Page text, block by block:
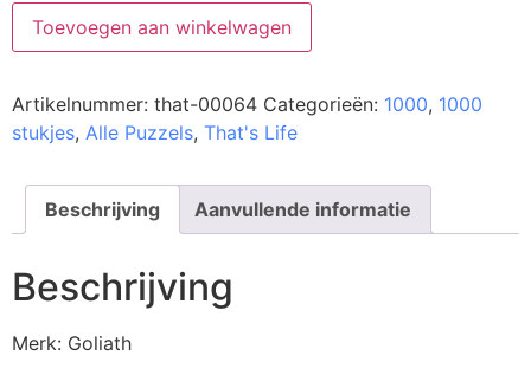
Toevoegen aan winkelwagen
Artikelnummer: that-00064 Categorieën: 1000, 1000
stukjes, Alle Puzzels, That's Life
Beschrijving Aanvullende informatie
Beschrijving
Merk: Goliath